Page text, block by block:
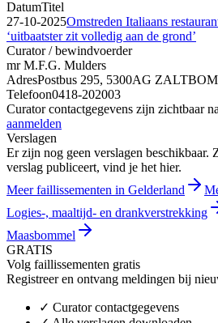
DatumTitel
27-10-2025Omstreden Italiaans
‘uitbaatster zit volledig aan de grond’
Curator / bewindvoerder
mr M.F.G. Mulders
AdresPostbus 295, 5300AG
Telefoon0418-202003
Curator contactgegevens zijn zichtbaar
aanmelden
Verslagen
Er zijn nog geen verslagen beschikbaar.
verslag publiceert, vind je het hier.
Meer faillissementen in Gelderland
Logies-, maaltijd- en drankverstrekking
Maasbommel
GRATIS
Volg faillissementen gratis
Registreer en ontvang meldingen bij
✓ Curator contactgegevens